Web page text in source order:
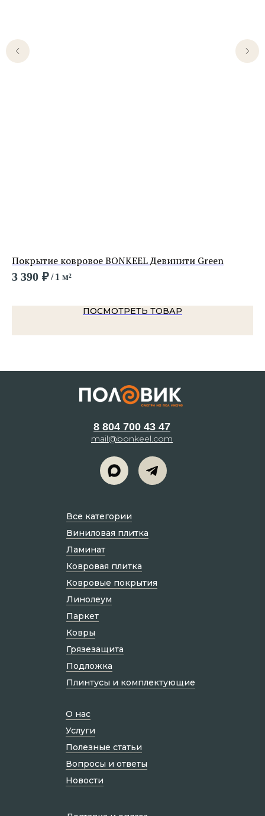
Покрытие ковровое BONKEEL Девинити Green
3 390 ₽/ 1 м²
ПОСМОТРЕТЬ ТОВАР
8 804 700 43 47
mail@bonkeel.com
О нас
Услуги
Полезные статьи
Вопросы и ответы
Новости
Все категории
Виниловая плитка
Ламинат
Ковровая плитка
Ковровые покрытия
Линолеум
Паркет
Ковры
Грязезащита
Подложка
Плинтусы и комплектующие